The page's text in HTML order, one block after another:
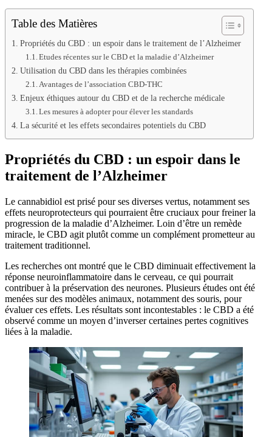
Table des Matières
Propriétés du CBD : un espoir dans le traitement de l’Alzheimer
Etudes récentes sur le CBD et la maladie d’Alzheimer
Utilisation du CBD dans les thérapies combinées
Avantages de l’association CBD-THC
Enjeux éthiques autour du CBD et de la recherche médicale
Les mesures à adopter pour élever les standards
La sécurité et les effets secondaires potentiels du CBD
Propriétés du CBD : un espoir dans le
traitement de l’Alzheimer
Le cannabidiol est prisé pour ses diverses vertus, notamment ses
effets neuroprotecteurs qui pourraient être cruciaux pour freiner la
progression de la maladie d’Alzheimer. Loin d’être un remède
miracle, le CBD agit plutôt comme un complément prometteur au
traitement traditionnel.
Les recherches ont montré que le CBD diminuait effectivement la
réponse neuroinflammatoire dans le cerveau, ce qui pourrait
contribuer à la préservation des neurones. Plusieurs études ont été
menées sur des modèles animaux, notamment des souris, pour
évaluer ces effets. Les résultats sont incontestables : le CBD a été
observé comme un moyen d’inverser certaines pertes cognitives
liées à la maladie.